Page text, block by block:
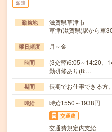
派遣
勤務地
滋賀県草津市
草津(滋賀県)駅から車
曜日頻度 月～金
時間
(3交替)6:05～14:20、
勤研修あり(8:…
期間 長期でお仕事できる方
時給 時給1550～1938円
交通費
交通費規定内支給